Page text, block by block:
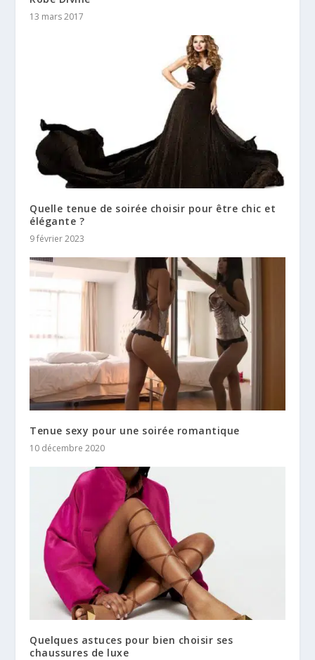
13 mars 2017
Quelle tenue de soirée choisir pour être chic et
élégante ?
9 février 2023
Tenue sexy pour une soirée romantique
10 décembre 2020
Quelques astuces pour bien choisir ses
chaussures de luxe